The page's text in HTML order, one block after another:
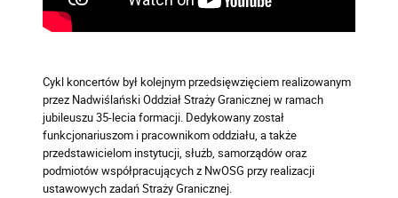
Cykl koncertów był kolejnym przedsięwzięciem realizowanym
przez Nadwiślański Oddział Straży Granicznej w ramach
jubileuszu 35-lecia formacji. Dedykowany został
funkcjonariuszom i pracownikom oddziału, a także
przedstawicielom instytucji, służb, samorządów oraz
podmiotów współpracujących z NwOSG przy realizacji
ustawowych zadań Straży Granicznej.